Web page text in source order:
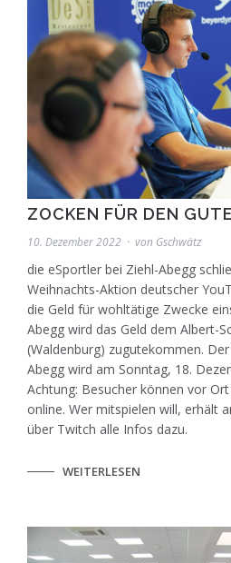
ZOCKEN FÜR DEN
10. Dezember 2022 von Gschwätz
die eSportler bei Ziehl-Abegg
Weihnachts-Aktion deutscher
die Geld für wohltätige Zwecke
Abegg wird das Geld dem Albert-
(Waldenburg) zugutekommen.
Abegg wird am Sonntag, 18.
Achtung: Besucher können vor
online. Wer mitspielen will, erhält
über Twitch alle Infos dazu.
WEITERLESEN